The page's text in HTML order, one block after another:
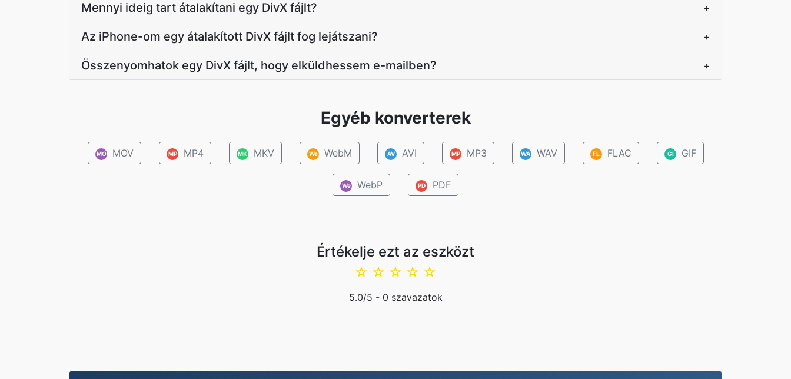
Mennyi ideig tart átalakítani egy DivX fájlt? +
Az iPhone-om egy átalakított DivX fájlt fog lejátszani? +
Összenyomhatok egy DivX fájlt, hogy elküldhessem e-mailben? +
Egyéb konverterek
MO MOV MP MP4 MK MKV We WebM AV AVI MP MP3 WA WAV FL FLAC GI GIF
We WebP PD PDF
Értékelje ezt az eszközt
☆
☆
☆
☆
☆
5.0/5 - 0 szavazatok